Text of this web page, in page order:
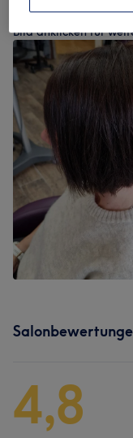
Unsere Arbeit
Bild anklicken für
4,8